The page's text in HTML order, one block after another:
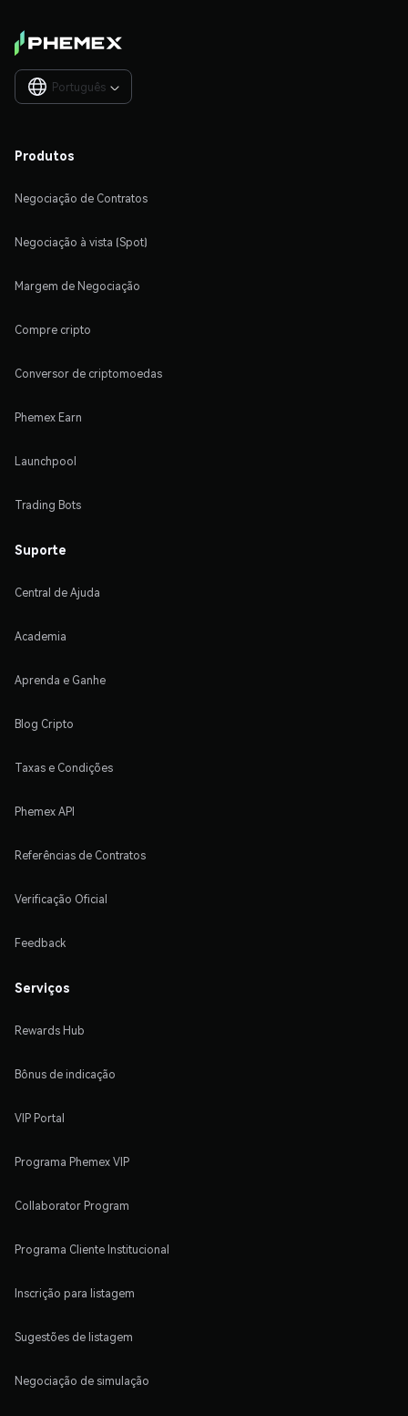
Português 
Produtos
Negociação de Contratos
Negociação à vista (Spot)
Margem de Negociação
Compre cripto
Conversor de criptomoedas
Phemex Earn
Launchpool
Trading Bots
Suporte
Central de Ajuda
Academia
Aprenda e Ganhe
Blog Cripto
Taxas e Condições
Phemex API
Referências de Contratos
Verificação Oficial
Feedback
Serviços
Rewards Hub
Bônus de indicação
VIP Portal
Programa Phemex VIP
Collaborator Program
Programa Cliente Institucional
Inscrição para listagem
Sugestões de listagem
Negociação de simulação